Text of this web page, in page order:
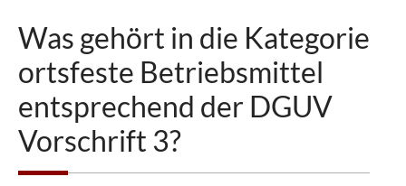
Was gehört in die Kategorie
ortsfeste Betriebsmittel
entsprechend der DGUV
Vorschrift 3?